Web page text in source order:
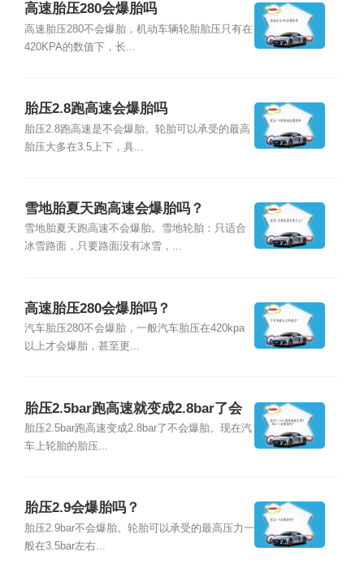
高速胎压280会爆胎吗
高速胎压280不会爆胎，机动车辆轮胎胎压只有在
420KPA的数值下，长...
胎压2.8跑高速会爆胎吗
胎压2.8跑高速是不会爆胎。轮胎可以承受的最高
胎压大多在3.5上下，具...
雪地胎夏天跑高速会爆胎吗？
雪地胎夏天跑高速不会爆胎。雪地轮胎：只适合
冰雪路面，只要路面没有冰雪，...
高速胎压280会爆胎吗？
汽车胎压280不会爆胎，一般汽车胎压在420kpa
以上才会爆胎，甚至更...
胎压2.5bar跑高速就变成2.8bar了会
爆胎吗？
胎压2.5bar跑高速变成2.8bar了不会爆胎。现在汽
车上轮胎的胎压...
胎压2.9会爆胎吗？
胎压2.9bar不会爆胎。轮胎可以承受的最高压力一
般在3.5bar左右...